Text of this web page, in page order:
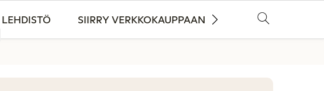
LEHDISTÖ SIIRRY VERKKOKAUPPAAN